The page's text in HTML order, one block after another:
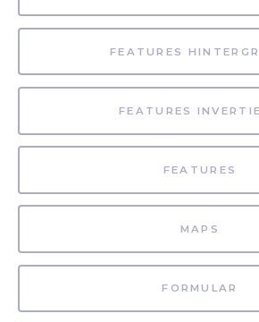
FEATURES
FEATURES
FEATURES
MAPS
FORMULAR